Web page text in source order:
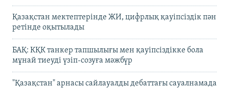
Қазақстан мектептерінде ЖИ, цифрлық қауіпсіздік пән
ретінде оқытылады
БАҚ: КҚК танкер тапшылығы мен қауіпсіздікке бола
мұнай тиеуді үзіп-созуға мәжбүр
"Қазақстан" арнасы сайлауалды дебаттағы сауалнамада